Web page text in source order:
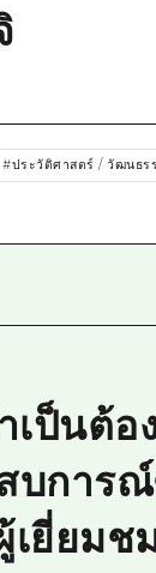
#ประวัติศาสตร์ / วัฒนธร
เป็นต้อ
บการ
เยี่ยมช